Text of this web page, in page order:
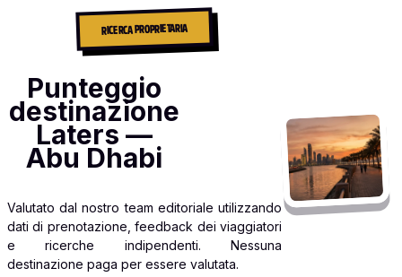
RICERCA PROPRIETARIA
Punteggio
destinazione
Laters —
Abu Dhabi
Valutato dal nostro team editoriale utilizzando
dati di prenotazione, feedback dei viaggiatori
e ricerche indipendenti. Nessuna
destinazione paga per essere valutata.